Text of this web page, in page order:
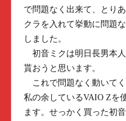
で問題なく出来て、とり
クラを入れて挙動に問題
しました。
初音ミクは明日長男本
貰おうと思います。
これで問題なく動いて
私の余しているVAIO Zを
ます。せっかく買った初